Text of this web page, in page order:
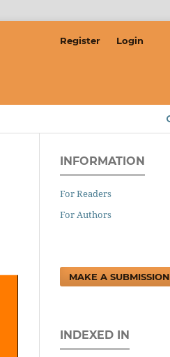
Register Login
INFORMATION
For Readers
For Authors
MAKE A SUBMISSION
INDEXED IN